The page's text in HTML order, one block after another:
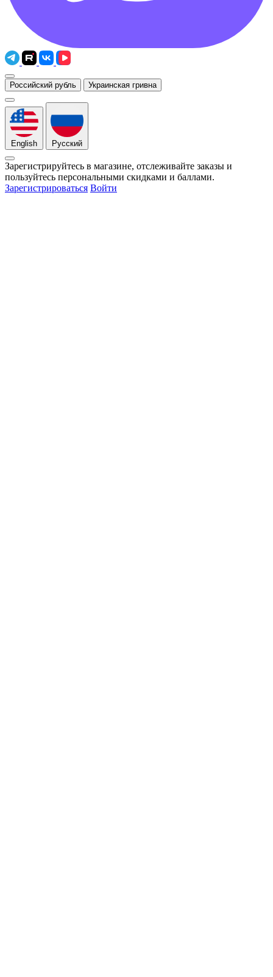
Российский рубль Украинская гривна
English Русский
Зарегистрируйтесь в магазине, отслеживайте заказы и
пользуйтесь персональными скидками и баллами.
Зарегистрироваться Войти